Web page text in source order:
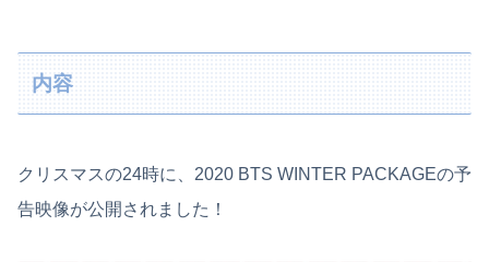
内容
クリスマスの24時に、2020 BTS WINTER PACKAGEの予
告映像が公開されました！